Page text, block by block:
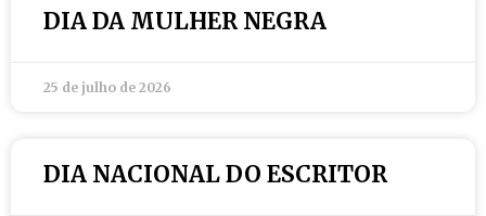
DIA DA MULHER NEGRA
25 de julho de 2026
DIA NACIONAL DO ESCRITOR